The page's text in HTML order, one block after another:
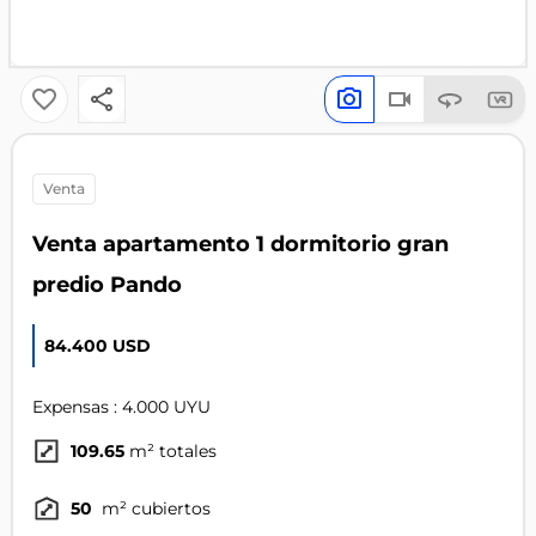
venta
Venta apartamento 1 dormitorio gran
predio Pando
84.400 USD
Expensas : 4.000 UYU
109.65 m² totales
50 m² cubiertos